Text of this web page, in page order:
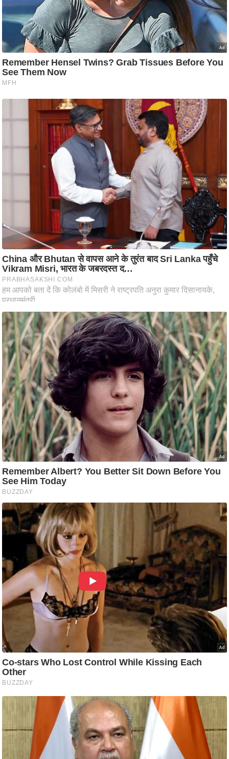
ज
नी
वि
श्ले
ष
म
म
क
तृ
मि
स्तं
भ
ए
म
.
आ
र
.
आ
ई
.
चा
य
प
र
स
मी
क्षा
ध
र्म
ज्यो
ति
प्र
भु
म
हि
र्म
स्थ
ल
व्र
त
त्यो
हा